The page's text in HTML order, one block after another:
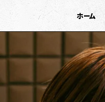
ホーム